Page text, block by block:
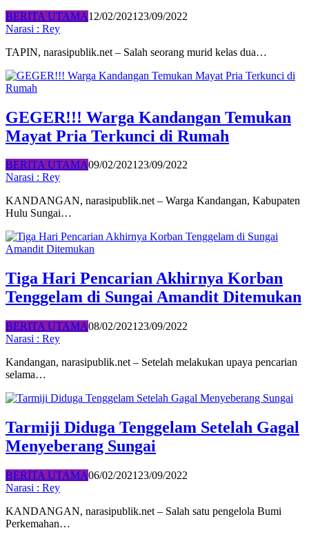
BERITA UTAMA12/02/2021 23/09/2022
Narasi : Rey
TAPIN, narasipublik.net – Salah seorang murid kelas dua…
GEGER!!! Warga Kandangan Temukan
Mayat Pria Terkunci di Rumah
BERITA UTAMA09/02/202123/09/2022
Narasi : Rey
KANDANGAN, narasipublik.net – Warga Kandangan, Kabupaten
Hulu Sungai…
Tiga Hari Pencarian Akhirnya Korban
Tenggelam di Sungai Amandit Ditemukan
BERITA UTAMA08/02/2021 23/09/2022
Narasi : Rey
Kandangan, narasipublik.net – Setelah melakukan upaya pencarian
selama…
Tarmiji Diduga Tenggelam Setelah Gagal
Menyeberang Sungai
BERITA UTAMA06/02/2021 23/09/2022
Narasi : Rey
KANDANGAN, narasipublik.net – Salah satu pengelola Bumi
Perkemahan…